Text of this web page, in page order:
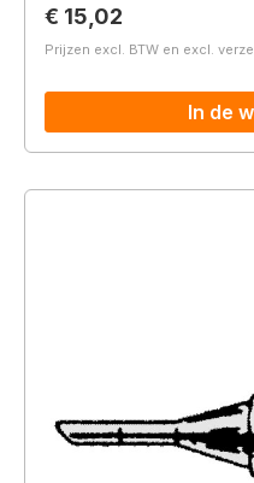
Normale prijs:
€ 15,02
Prijzen excl. BTW en excl.
In de